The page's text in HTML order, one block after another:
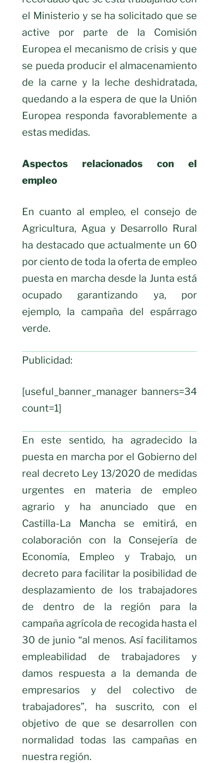
el Ministerio y se ha solicitado que se
active por parte de la Comisión
Europea el mecanismo de crisis y que
se pueda producir el almacenamiento
de la carne y la leche deshidratada,
quedando a la espera de que la Unión
Europea responda favorablemente a
estas medidas.
Aspectos relacionados con el
empleo
En cuanto al empleo, el consejo de
Agricultura, Agua y Desarrollo Rural
ha destacado que actualmente un 60
por ciento de toda la oferta de empleo
puesta en marcha desde la Junta está
ocupado garantizando ya, por
ejemplo, la campaña del espárrago
verde.
Publicidad:
[useful_banner_manager banners=34
count=1]
En este sentido, ha agradecido la
puesta en marcha por el Gobierno del
real decreto Ley 13/2020 de medidas
urgentes en materia de empleo
agrario y ha anunciado que en
Castilla-La Mancha se emitirá, en
colaboración con la Consejería de
Economía, Empleo y Trabajo, un
decreto para facilitar la posibilidad de
desplazamiento de los trabajadores
de dentro de la región para la
campaña agrícola de recogida hasta el
30 de junio “al menos. Así facilitamos
empleabilidad de trabajadores y
damos respuesta a la demanda de
empresarios y del colectivo de
trabajadores”, ha suscrito, con el
objetivo de que se desarrollen con
normalidad todas las campañas en
nuestra región.